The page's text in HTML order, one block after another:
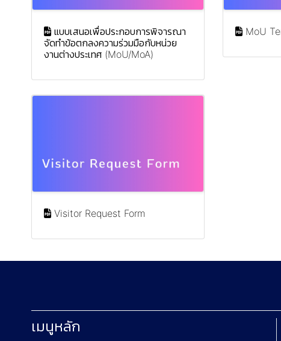
แบบเสนอเพื่อประกอบการพิจารณา
จัดทำข้อตกลงความร่วมมือกับหน่วย
งานต่างประเทศ (MoU/MoA)
MoU
Visitor Request Form
เมนูหลัก